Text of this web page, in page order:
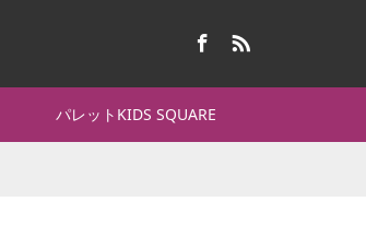
パレットKIDS SQUARE